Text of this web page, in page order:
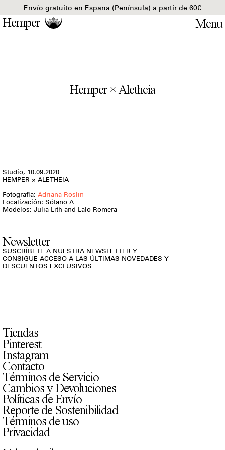
Envío gratuito en España (Península) a partir de 60€
Hemper
Hemper × Aletheia
Studio, 10.09.2020
HEMPER × ALETHEIA
Fotografía: Adriana Roslin
Localización: Sótano A
Modelos: Julia Lith and Lalo Romera
Newsletter
SUSCRÍBETE A NUESTRA NEWSLETTER Y
CONSIGUE ACCESO A LAS ÚLTIMAS NOVEDADES Y
DESCUENTOS EXCLUSIVOS
Tiendas
Pinterest
Instagram
Contacto
Términos de Servicio
Cambios y Devoluciones
Políticas de Envío
Reporte de Sostenibilidad
Términos de uso
Privacidad